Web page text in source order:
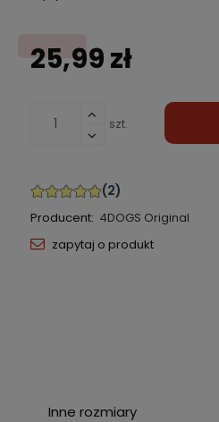
25,99 zł
szt.
Producent: 4DOGS Original
zapytaj o produkt
Inne rozmiary